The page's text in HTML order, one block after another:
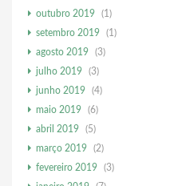
outubro 2019
(1)
setembro 2019
(1)
agosto 2019
(3)
julho 2019
(3)
junho 2019
(4)
maio 2019
(6)
abril 2019
(5)
março 2019
(2)
fevereiro 2019
(3)